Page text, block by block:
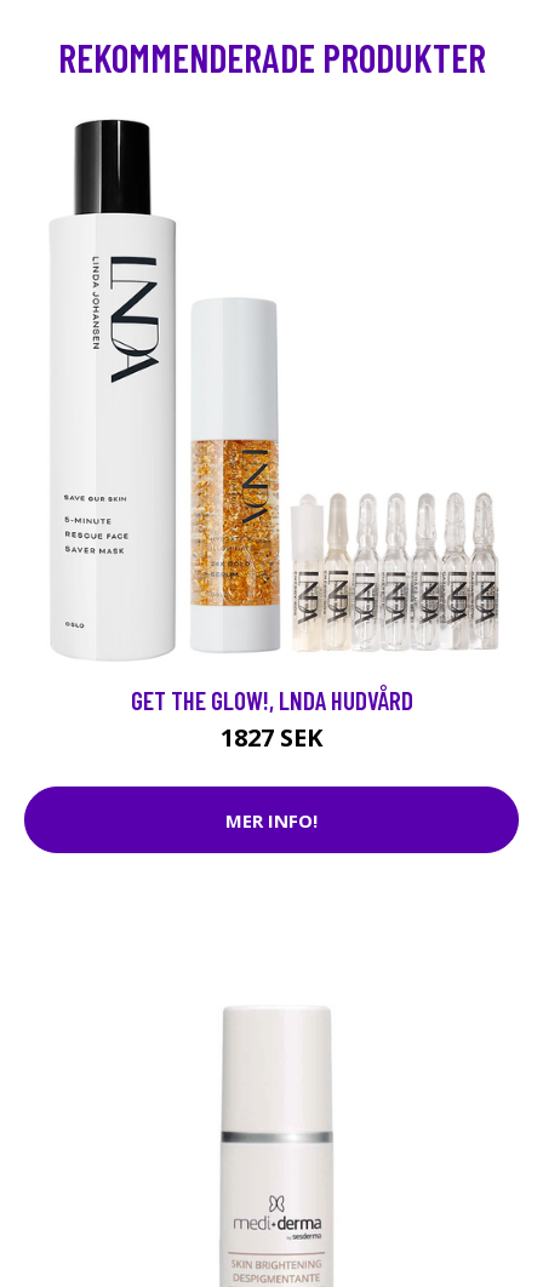
REKOMMENDERADE PRODUKTER
GET THE GLOW!, LNDA HUDVÅRD
1827 SEK
MER INFO!